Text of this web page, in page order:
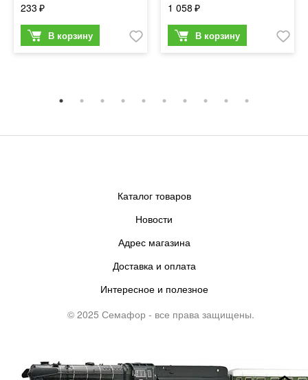
233 1 058
Каталог товаров
Новости
Адрес магазина
Доставка и оплата
Интересное и полезное
© 2025 Семафор - все права защищены.